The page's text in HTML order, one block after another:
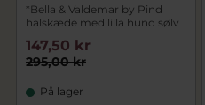
*Bella & Valdemar by Pind
halskæde med lilla hund sølv
295,00 kr
147,50 kr
På lager